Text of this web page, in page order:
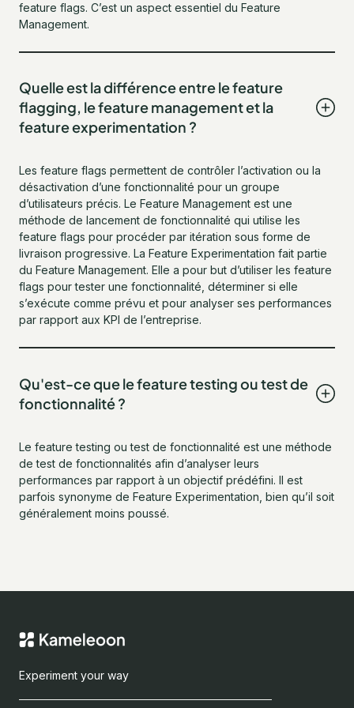
feature flags. C’est un aspect essentiel du Feature
Management.
Quelle est la différence entre le feature
flagging, le feature management et la
feature experimentation ?
Les feature flags permettent de contrôler l’activation ou la
désactivation d’une fonctionnalité pour un groupe
d’utilisateurs précis. Le Feature Management est une
méthode de lancement de fonctionnalité qui utilise les
feature flags pour procéder par itération sous forme de
livraison progressive. La Feature Experimentation fait partie
du Feature Management. Elle a pour but d’utiliser les feature
flags pour tester une fonctionnalité, déterminer si elle
s’exécute comme prévu et pour analyser ses performances
par rapport aux KPI de l’entreprise.
Qu'est-ce que le feature testing ou test de
fonctionnalité ?
Le feature testing ou test de fonctionnalité est une méthode
de test de fonctionnalités afin d’analyser leurs
performances par rapport à un objectif prédéfini. Il est
parfois synonyme de Feature Experimentation, bien qu’il soit
généralement moins poussé.
Experiment your way